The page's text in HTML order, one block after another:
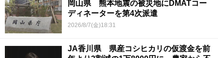
岡山県 熊本地震の被災地にDMATコー
ディネーターを第4次派遣
2026/8/7(金)18:31
JA香川県 県産コシヒカリの仮渡金を前